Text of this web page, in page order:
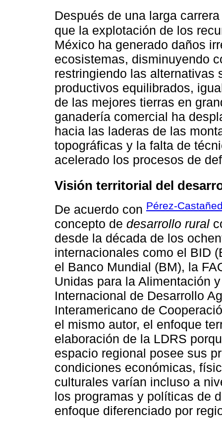
Después de una larga
que la explotación de los
México ha generado daños
ecosistemas, disminuyendo
restringiendo las alternativas
productivos equilibrados,
de las mejores tierras en
ganadería comercial ha
hacia las laderas de las
topográficas y la falta de
acelerado los procesos de
Visión territorial del
De acuerdo con Pérez-
concepto de desarrollo rural
desde la década de los
internacionales como el BID
el Banco Mundial (BM), la
Unidas para la Alimentación
Internacional de Desarrollo
Interamericano de
el mismo autor, el enfoque
elaboración de la LDRS
espacio regional posee sus
condiciones económicas,
culturales varían incluso a
los programas y políticas de
enfoque diferenciado por